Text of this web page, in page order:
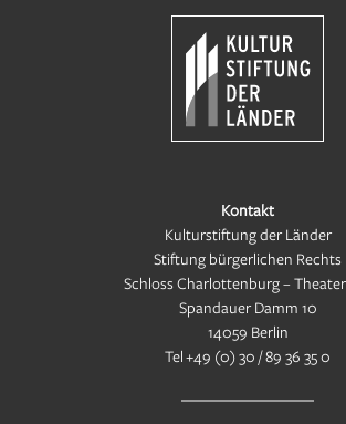
Kontakt
Kulturstiftung der Länder
Stiftung bürgerlichen Rechts
Schloss Charlottenburg –
Spandauer Damm 10
14059 Berlin
Tel+49 (0) 30 / 89 36 35 0